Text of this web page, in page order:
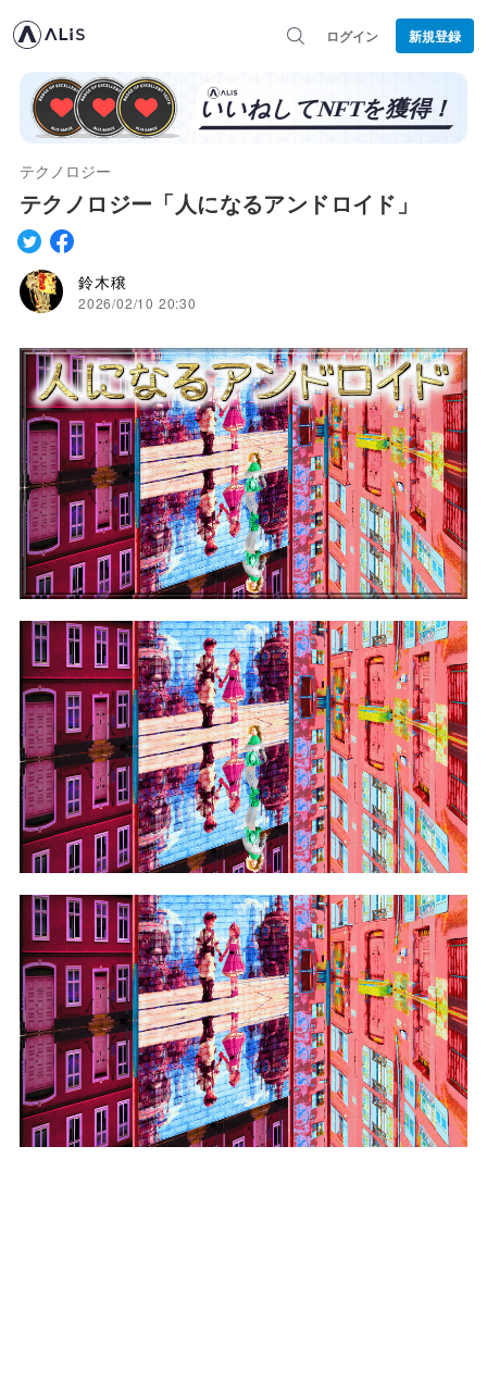
ログイン 新規登録
テクノロジー
テクノロジー「人になるアンドロイド」
鈴木穣
2026/02/10 20:30